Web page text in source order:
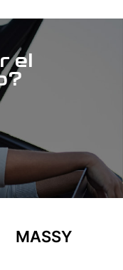
el
MASSY